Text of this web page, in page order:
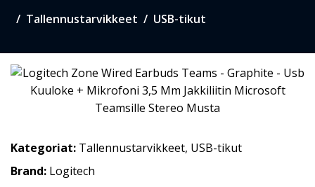
Tallennustarvikkeet USB-tikut
Kategoriat: Tallennustarvikkeet, USB-tikut
Brand: Logitech